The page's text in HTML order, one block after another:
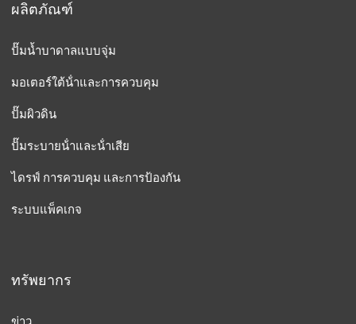
ผลิตภัณฑ์
ปั๊มน้ำบาดาลแบบจุ่ม
มอเตอร์ใต้น้ําและการควบคุม
ปั๊มผิวดิน
ปั๊มระบายน้ําและน้ําเสีย
ไดรฟ์ การควบคุม และการป้องกัน
ระบบแพ็คเกจ
ทรัพยากร